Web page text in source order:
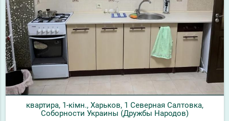
квартира, 1-кімн., Харьков, 1 Северная Салтовка,
Соборности Украины (Дружбы Народов)